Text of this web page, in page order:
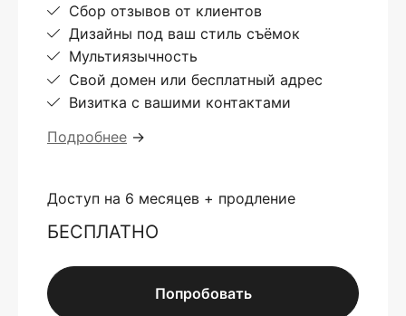
Сбор отзывов от клиентов
Дизайны под ваш стиль съёмок
Мультиязычность
Свой домен или бесплатный адрес
Визитка с вашими контактами
Подробнее →
Доступ на 6 месяцев + продление
БЕСПЛАТНО
Попробовать